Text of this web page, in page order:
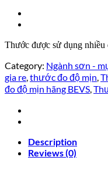
Thước được sử dụng nhiều
Category: Ngành sơn -
gia re,thước đo độ mịn,
đo độ mịn hãng BEVS,
Description
Reviews (0)